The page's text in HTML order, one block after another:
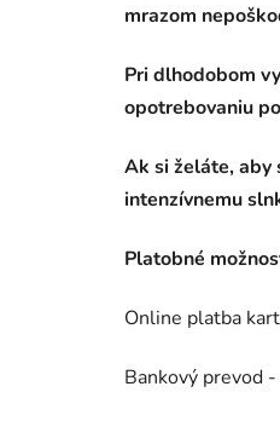
mrazom
Pri dlhodobom
opotrebovaniu
Ak si želáte, aby
intenzívnemu
Platobné
Online platba
Bankový prevod